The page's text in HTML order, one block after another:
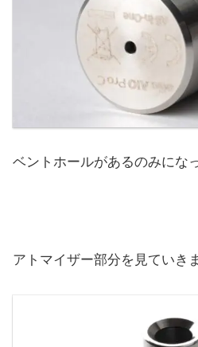
ベントホールがあるのみにな
アトマイザー部分を見ていき